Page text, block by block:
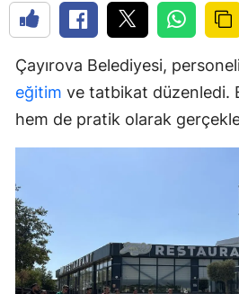
Çayırova Belediyesi,
eğitim ve tatbikat düzenledi.
hem de pratik olarak